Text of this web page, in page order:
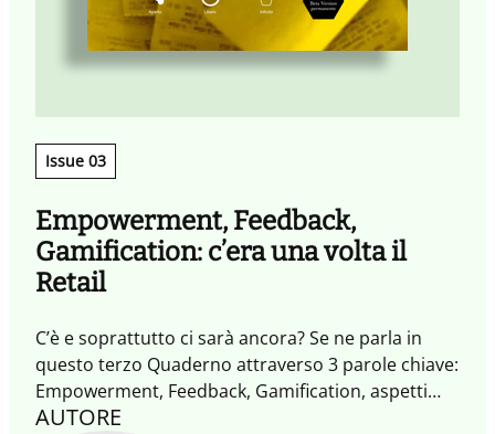
Issue 03
Empowerment, Feedback,
Gamification: c’era una volta il
Retail
C’è e soprattutto ci sarà ancora? Se ne parla in
questo terzo Quaderno attraverso 3 parole chiave:
Empowerment, Feedback, Gamification, aspetti
fondamentali del retail collaborativo.
AUTORE